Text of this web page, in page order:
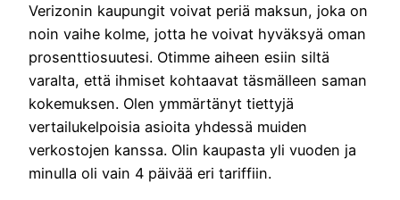
Verizonin kaupungit voivat periä maksun, joka on
noin vaihe kolme, jotta he voivat hyväksyä oman
prosenttiosuutesi. Otimme aiheen esiin siltä
varalta, että ihmiset kohtaavat täsmälleen saman
kokemuksen. Olen ymmärtänyt tiettyjä
vertailukelpoisia asioita yhdessä muiden
verkostojen kanssa. Olin kaupasta yli vuoden ja
minulla oli vain 4 päivää eri tariffiin.